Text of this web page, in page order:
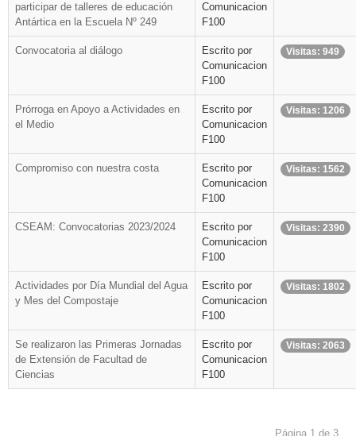
participar de talleres de educación
Antártica en la Escuela Nº 249
Comunicacion
F100
Convocatoria al diálogo
Escrito por
Comunicacion
F100
Visitas: 949
Prórroga en Apoyo a Actividades en
el Medio
Escrito por
Comunicacion
F100
Visitas: 1206
Compromiso con nuestra costa
Escrito por
Comunicacion
F100
Visitas: 1562
CSEAM: Convocatorias 2023/2024
Escrito por
Comunicacion
F100
Visitas: 2390
Actividades por Día Mundial del Agua
y Mes del Compostaje
Escrito por
Comunicacion
F100
Visitas: 1802
Se realizaron las Primeras Jornadas
de Extensión de Facultad de
Ciencias
Escrito por
Comunicacion
F100
Visitas: 2063
Página 1 de 3